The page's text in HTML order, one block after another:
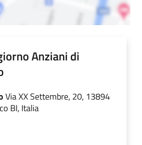
Anziani di
Via XX Settembre, 20, 13894
BI, Italia